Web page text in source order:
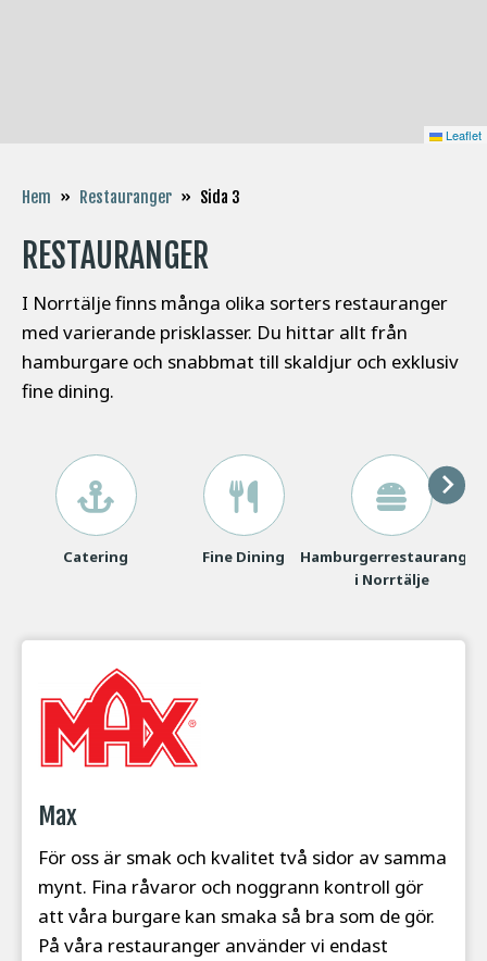
Leaflet
Hem » Restauranger » Sida 3
RESTAURANGER
I Norrtälje finns många olika sorters restauranger
med varierande prisklasser. Du hittar allt från
hamburgare och snabbmat till skaldjur och exklusiv
fine dining.
Catering Fine Dining
Hamburgerrestauranger
i Norrtälje
Max
För oss är smak och kvalitet två sidor av samma
mynt. Fina råvaror och noggrann kontroll gör
att våra burgare kan smaka så bra som de gör.
På våra restauranger använder vi endast